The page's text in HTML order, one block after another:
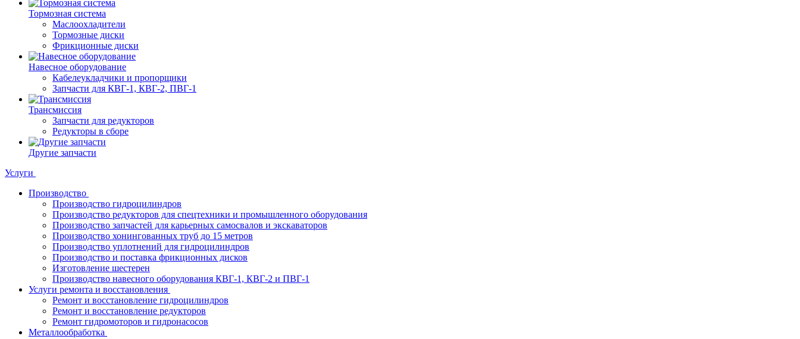
Тормозная система
Маслоохладители
Тормозные диски
Фрикционные диски
Навесное оборудование
Кабелеукладчики и пропорщики
Запчасти для КВГ-1, КВГ-2, ПВГ-1
Трансмиссия
Запчасти для редукторов
Редукторы в сборе
Другие запчасти
Услуги
Производство
Производство гидроцилиндров
Производство редукторов для спецтехники и промышленного оборудования
Производство запчастей для карьерных самосвалов и экскаваторов
Производство хонингованных труб до 15 метров
Производство уплотнений для гидроцилиндров
Производство и поставка фрикционных дисков
Изготовление шестерен
Производство навесного оборудования КВГ-1, КВГ-2 и ПВГ-1
Услуги ремонта и восстановления
Ремонт и восстановление гидроцилиндров
Ремонт и восстановление редукторов
Ремонт гидромоторов и гидронасосов
Металлообработка